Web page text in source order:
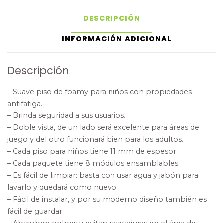
DESCRIPCIÓN
INFORMACIÓN ADICIONAL
Descripción
– Suave piso de foamy para niños con propiedades
antifatiga.
– Brinda seguridad a sus usuarios.
– Doble vista, de un lado será excelente para áreas de
juego y del otro funcionará bien para los adultos.
– Cada piso para niños tiene 11 mm de espesor.
– Cada paquete tiene 8 módulos ensamblables.
– Es fácil de limpiar: basta con usar agua y jabón para
lavarlo y quedará como nuevo.
– Fácil de instalar, y por su moderno diseño también es
fácil de guardar.